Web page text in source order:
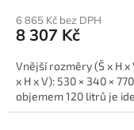
6 865 Kč bez DPH
8 307 Kč
Vnější rozměry (Š x H
x H x V): 530 × 340 ×
objemem 120 litrů je